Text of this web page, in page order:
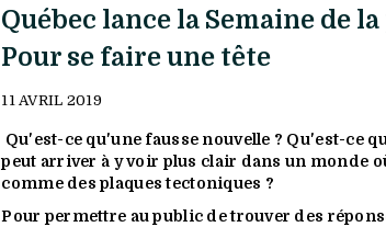
Québec lance la Semaine de
Pour se faire une tête
11 AVRIL 2019
Qu'est-ce qu'une fausse nouvelle ? Qu'est-ce
peut arriver à y voir plus clair dans un monde
comme des plaques tectoniques ?
Pour permettre au public de trouver des